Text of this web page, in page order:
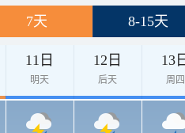
7天 8-15天
11日
明天
12日
后天
13
周四